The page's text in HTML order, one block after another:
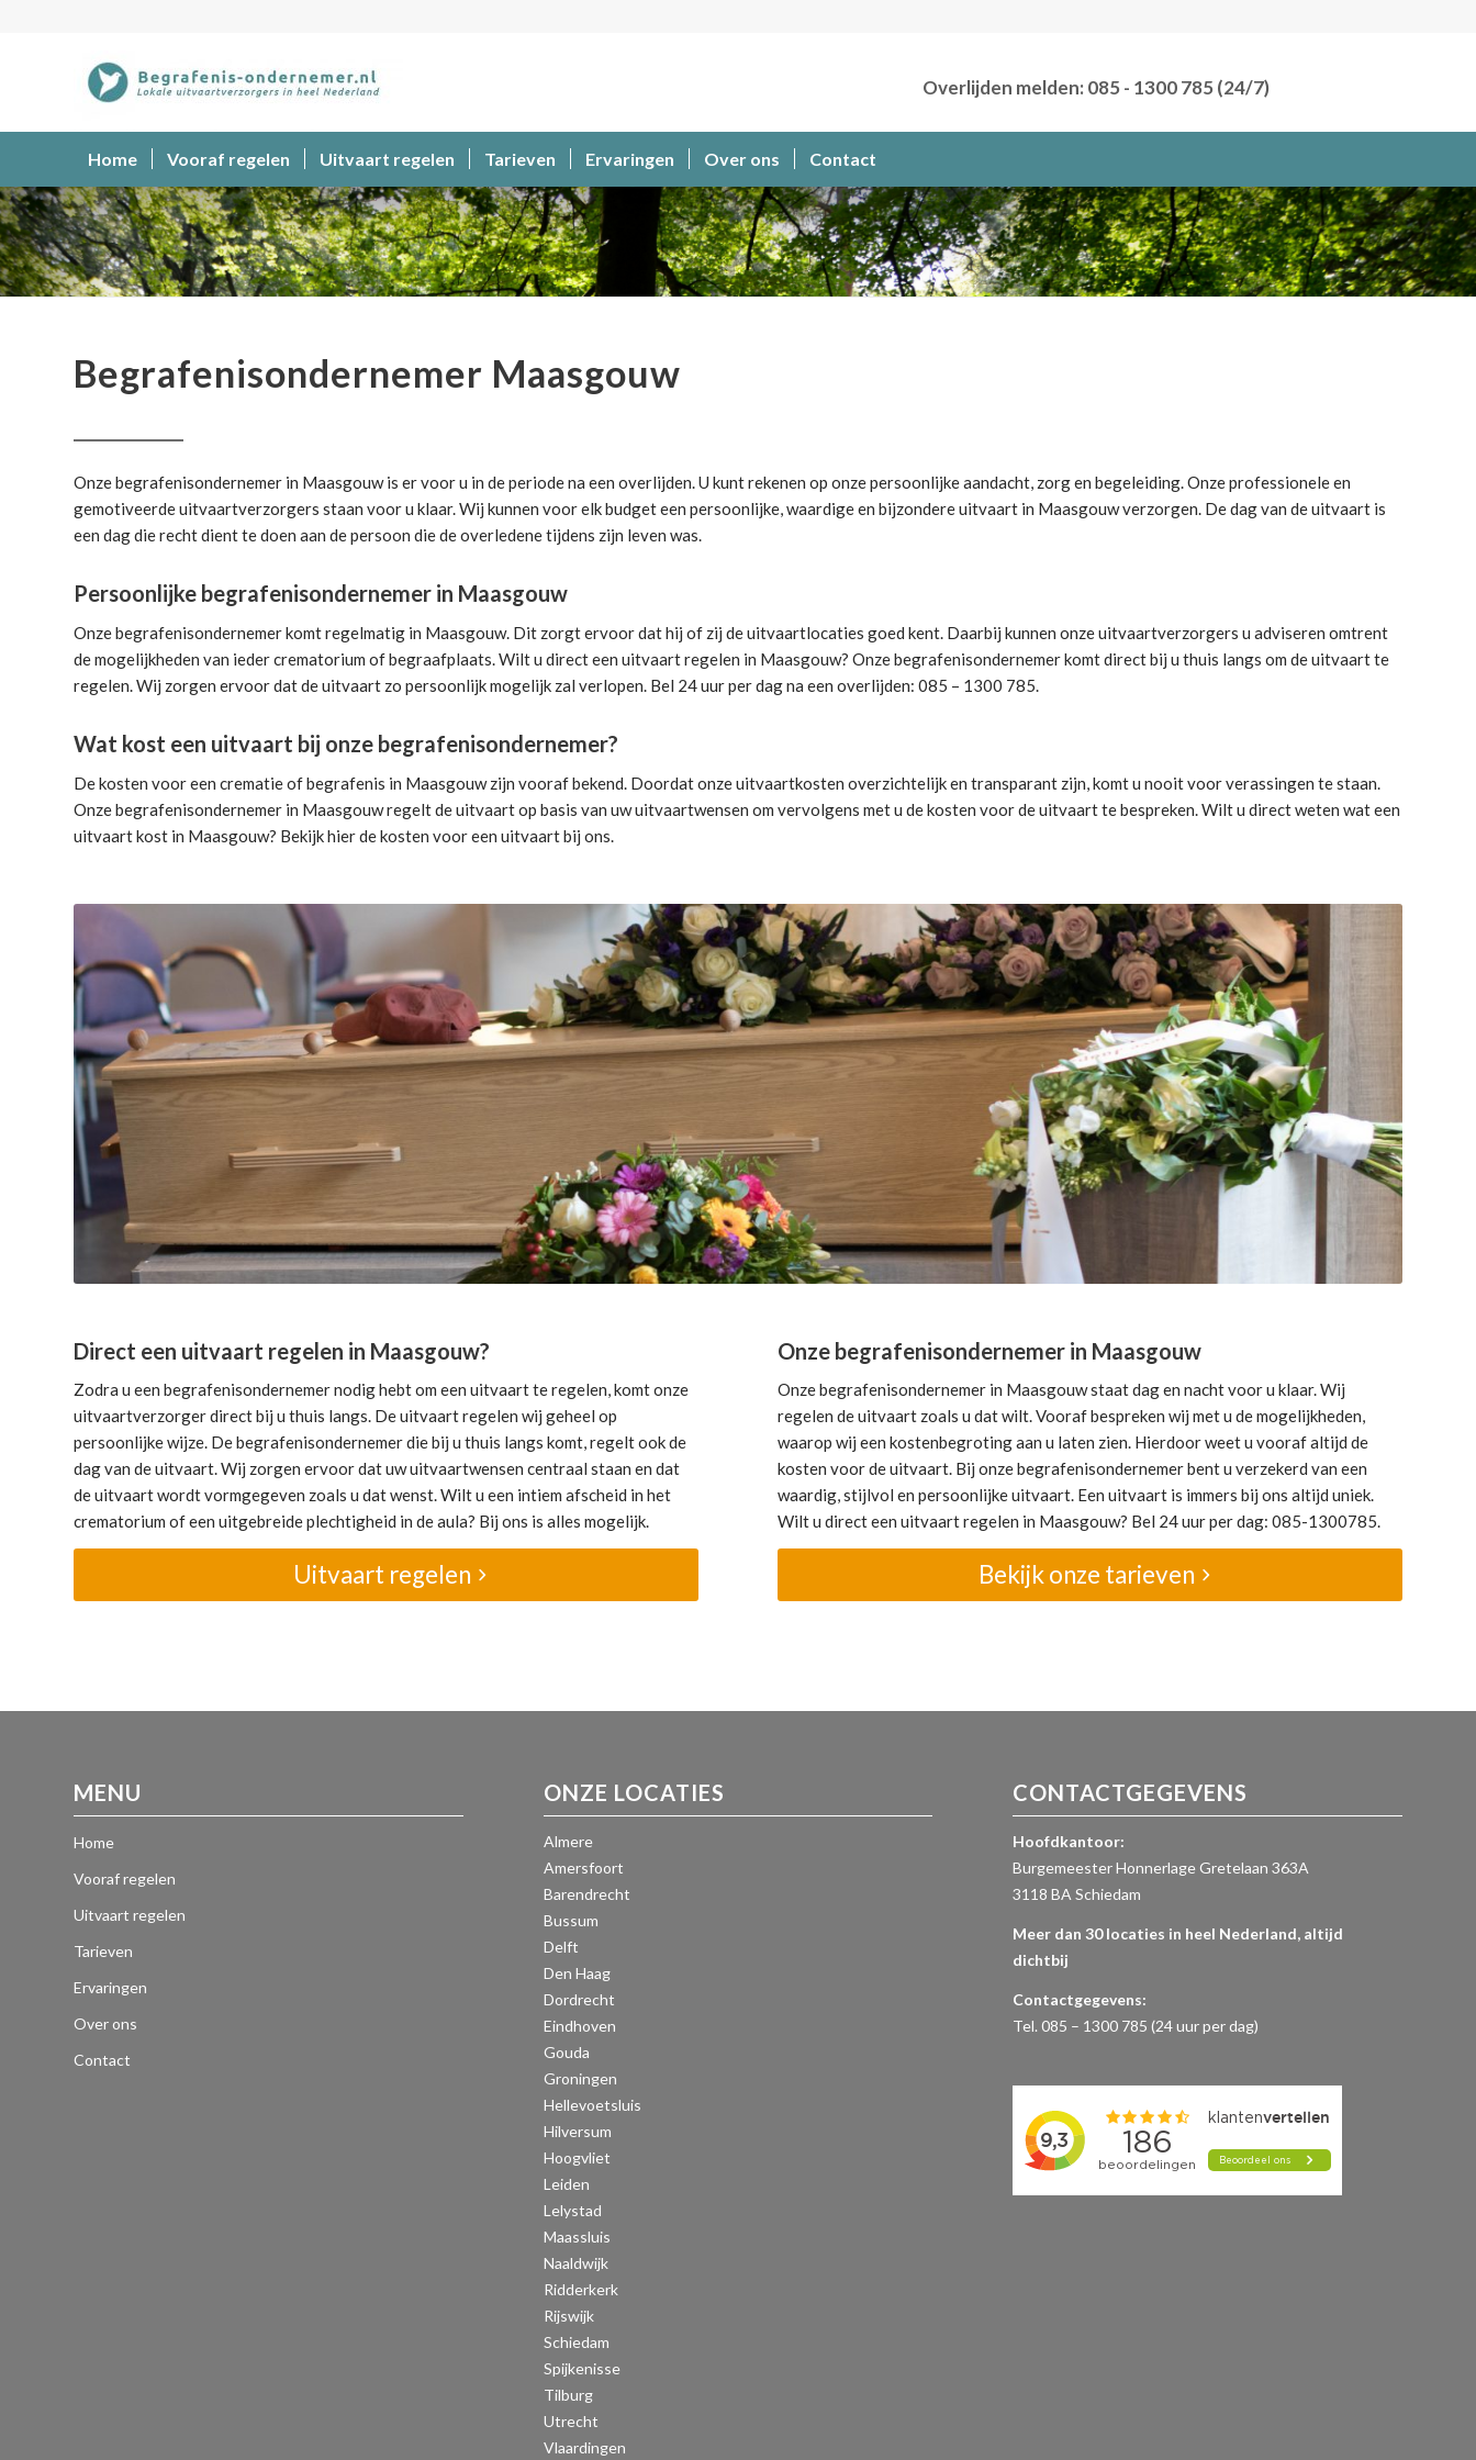
Overlijden melden: 085 - 1300 785 (24/7)
Home Vooraf regelen Uitvaart regelen Tarieven Ervaringen Over ons Contact
Begrafenisondernemer Maasgouw
Onze begrafenisondernemer in Maasgouw is er voor u in de periode na een overlijden. U kunt rekenen op onze persoonlijke aandacht, zorg en begeleiding.Onze professionele en
gemotiveerde uitvaartverzorgers staan voor u klaar. Wij kunnen voor elk budget een persoonlijke, waardige en bijzondere uitvaart in Maasgouw verzorgen. De dag van de uitvaart is
een dag die recht dient te doen aan de persoon die de overledene tijdens zijn leven was.
Persoonlijke begrafenisondernemer in Maasgouw
Onze begrafenisondernemer komt regelmatig in Maasgouw. Dit zorgt ervoor dat hij of zij de uitvaartlocaties goed kent. Daarbij kunnen onze uitvaartverzorgers u adviseren omtrent
de mogelijkheden van ieder crematorium of begraafplaats. Wilt u direct een uitvaart regelen in Maasgouw? Onze begrafenisondernemer komt direct bij u thuis langs om de uitvaart te
regelen. Wij zorgen ervoor dat de uitvaart zo persoonlijk mogelijk zal verlopen. Bel 24 uur per dag na een overlijden: 085 – 1300 785.
Wat kost een uitvaart bij onze begrafenisondernemer?
De kosten voor een crematie of begrafenis in Maasgouw zijn vooraf bekend. Doordat onze uitvaartkosten overzichtelijk en transparant zijn, komt u nooit voor verassingen te staan.
Onze begrafenisondernemer in Maasgouwregelt de uitvaartop basis van uw uitvaartwensen om vervolgens met u de kosten voor de uitvaart te bespreken. Wilt u direct weten wat een
uitvaart kost in Maasgouw? Bekijk hier dekosten voor een uitvaartbij ons.
Direct een uitvaart regelen in Maasgouw?
Zodra u een begrafenisondernemer nodig hebt om een uitvaart te regelen, komt onze
uitvaartverzorger direct bij u thuis langs. De uitvaart regelen wij geheel op
persoonlijke wijze. De begrafenisondernemer die bij u thuis langs komt, regelt ook de
dag van de uitvaart. Wij zorgen ervoor dat uw uitvaartwensen centraal staan en dat
de uitvaart wordt vormgegeven zoals u dat wenst. Wilt u een intiem afscheid in het
crematorium of een uitgebreide plechtigheid in de aula? Bij ons is alles mogelijk.
Uitvaart regelen
Onze begrafenisondernemer in Maasgouw
Onze begrafenisondernemer in Maasgouw staat dag en nacht voor u klaar. Wij
regelen de uitvaart zoals u dat wilt. Vooraf bespreken wij met u de mogelijkheden,
waarop wij een kostenbegroting aan u laten zien. Hierdoor weet u vooraf altijd de
kosten voor de uitvaart. Bij onze begrafenisondernemer bent u verzekerd van een
waardig, stijlvol en persoonlijke uitvaart. Een uitvaart is immers bij ons altijd uniek.
Wilt u direct een uitvaart regelen in Maasgouw? Bel 24 uur per dag: 085-1300785.
Bekijk onze tarieven
MENU
Home
Vooraf regelen
Uitvaart regelen
Tarieven
Ervaringen
Over ons
Contact
ONZE LOCATIES
Almere
Amersfoort
Barendrecht
Bussum
Delft
Den Haag
Dordrecht
Eindhoven
Gouda
Groningen
Hellevoetsluis
Hilversum
Hoogvliet
Leiden
Lelystad
Maassluis
Naaldwijk
Ridderkerk
Rijswijk
Schiedam
Spijkenisse
Tilburg
Utrecht
Vlaardingen
CONTACTGEGEVENS
Hoofdkantoor:
Burgemeester Honnerlage Gretelaan 363A
3118 BA Schiedam
Meer dan 30 locaties in heel Nederland, altijd
dichtbij
Contactgegevens:
Tel. 085 – 1300 785 (24 uur per dag)